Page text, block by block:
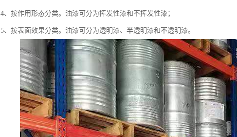
4、按作用形态分类。油漆可分为挥发性漆和不挥发性漆；
5、按表面效果分类。油漆可分为透明漆、半透明漆和不透明漆。